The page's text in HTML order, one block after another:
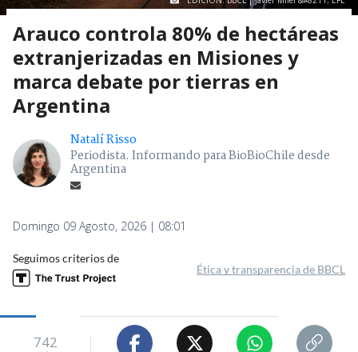
Arauco controla 80% de hectáreas
extranjerizadas en Misiones y
marca debate por tierras en
Argentina
Natalí Risso
Periodista. Informando para BioBioChile desde
Argentina
Domingo 09 Agosto, 2026 | 08:01
Seguimos criterios de
Ética y transparencia de BBCL
742